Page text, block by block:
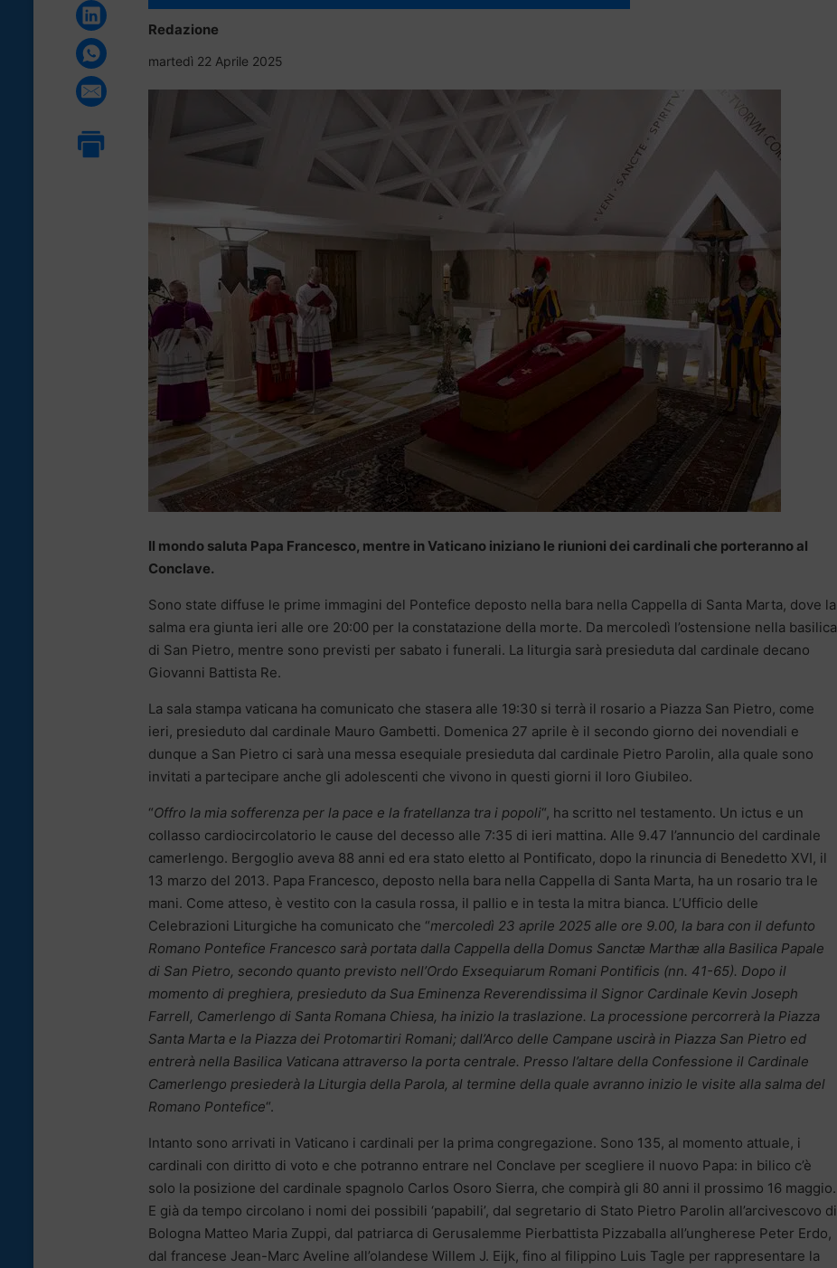
Redazione
martedì 22 Aprile 2025
Il mondo saluta Papa Francesco, mentre in Vaticano iniziano le riunioni dei cardinali che porteranno al
Conclave.
Sono state diffuse le prime immagini del Pontefice deposto nella bara nella Cappella di Santa Marta, dove la
salma era giunta ieri alle ore 20:00 per la constatazione della morte. Da mercoledì l’ostensione nella basilica
di San Pietro, mentre sono previsti per sabato i funerali. La liturgia sarà presieduta dal cardinale decano
Giovanni Battista Re.
La sala stampa vaticana ha comunicato che stasera alle 19:30 si terrà il rosario a Piazza San Pietro, come
ieri, presieduto dal cardinale Mauro Gambetti. Domenica 27 aprile è il secondo giorno dei novendiali e
dunque a San Pietro ci sarà una messa esequiale presieduta dal cardinale Pietro Parolin, alla quale sono
invitati a partecipare anche gli adolescenti che vivono in questi giorni il loro Giubileo.
“Offro la mia sofferenza per la pace e la fratellanza tra i popoli“, ha scritto nel testamento. Un ictus e un
collasso cardiocircolatorio le cause del decesso alle 7:35 di ieri mattina. Alle 9.47 l’annuncio del cardinale
camerlengo. Bergoglio aveva 88 anni ed era stato eletto al Pontificato, dopo la rinuncia di Benedetto XVI, il
13 marzo del 2013. Papa Francesco, deposto nella bara nella Cappella di Santa Marta, ha un rosario tra le
mani. Come atteso, è vestito con la casula rossa, il pallio e in testa la mitra bianca. L’Ufficio delle
Celebrazioni Liturgiche ha comunicato che “mercoledì 23 aprile 2025 alle ore 9.00, la bara con il defunto
Romano Pontefice Francesco sarà portata dalla Cappella della Domus Sanctæ Marthæ alla Basilica Papale
di San Pietro, secondo quanto previsto nell’Ordo Exsequiarum Romani Pontificis (nn. 41-65). Dopo il
momento di preghiera, presieduto da Sua Eminenza Reverendissima il Signor Cardinale Kevin Joseph
Farrell, Camerlengo di Santa Romana Chiesa, ha inizio la traslazione. La processione percorrerà la Piazza
Santa Marta e la Piazza dei Protomartiri Romani; dall’Arco delle Campane uscirà in Piazza San Pietro ed
entrerà nella Basilica Vaticana attraverso la porta centrale. Presso l’altare della Confessione il Cardinale
Camerlengo presiederà la Liturgia della Parola, al termine della quale avranno inizio le visite alla salma del
Romano Pontefice“.
Intanto sono arrivati in Vaticano i cardinali per la prima congregazione. Sono 135, al momento attuale, i
cardinali con diritto di voto e che potranno entrare nel Conclave per scegliere il nuovo Papa: in bilico c’è
solo la posizione del cardinale spagnolo Carlos Osoro Sierra, che compirà gli 80 anni il prossimo 16 maggio.
E già da tempo circolano i nomi dei possibili ‘papabili’, dal segretario di Stato Pietro Parolin all’arcivescovo di
Bologna Matteo Maria Zuppi, dal patriarca di Gerusalemme Pierbattista Pizzaballa all’ungherese Peter Erdo,
dal francese Jean-Marc Aveline all’olandese Willem J. Eijk, fino al filippino Luis Tagle per rappresentare la